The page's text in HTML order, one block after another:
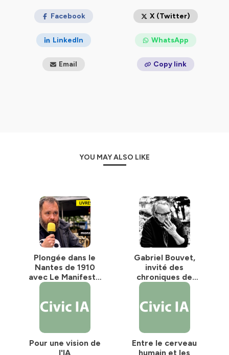
Facebook X (Twitter)
LinkedIn WhatsApp
Email Copy link
YOU MAY ALSO LIKE
Plongée dans le
Nantes de 1910
avec Le Manifeste
de Kévin Joncour
Gabriel Bouvet,
invité des
chroniques de
Pour une vision de
l'IA
Entre le cerveau
humain et les